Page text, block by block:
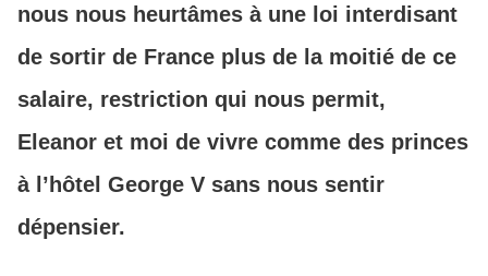
nous nous heurtâmes à une loi interdisant
de sortir de France plus de la moitié de ce
salaire, restriction qui nous permit,
Eleanor et moi de vivre comme des princes
à l’hôtel George V sans nous sentir
dépensier.